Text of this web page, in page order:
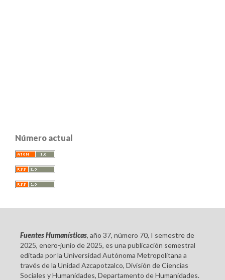
Número actual
Fuentes Humanísticas, año 37, número 70, I semestre de
2025, enero-junio de 2025, es una publicación semestral
editada por la Universidad Autónoma Metropolitana a
través de la Unidad Azcapotzalco, División de Ciencias
Sociales y Humanidades, Departamento de Humanidades.